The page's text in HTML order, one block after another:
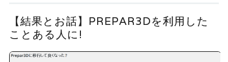
【結果とお話】PREPAR3Dを利用した
ことある人に!